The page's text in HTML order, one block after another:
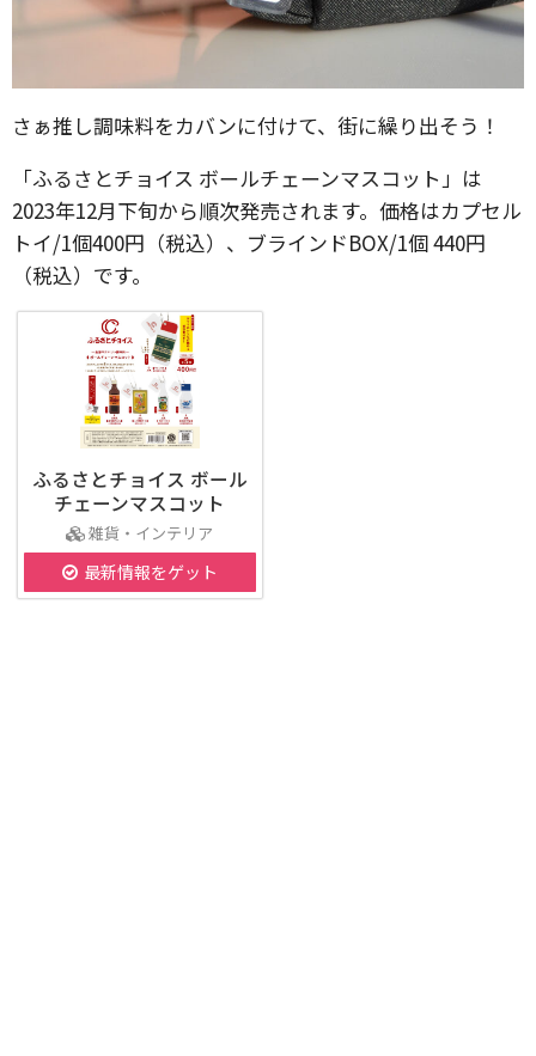
さぁ推し調味料をカバンに付けて、街に繰り出そう！
「ふるさとチョイス ボールチェーンマスコット」は
2023年12月下旬から順次発売されます。価格はカプセル
トイ/1個400円（税込）、ブラインドBOX/1個 440円
（税込）です。
ふるさとチョイス ボール
チェーンマスコット
雑貨・インテリア
最新情報をゲット